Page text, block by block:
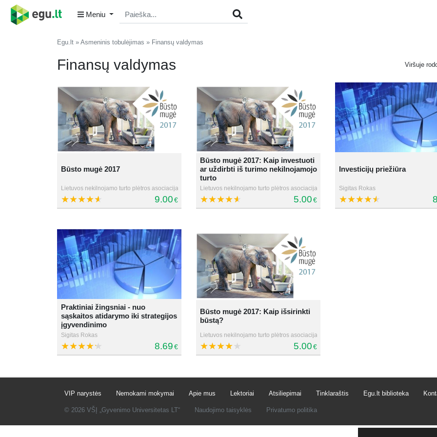
Meniu
Egu.lt Asmeninis tobulėjimas Finansų valdymas
Finansų valdymas Viršuje
Būsto mugė 2017
Lietuvos nekilnojamo turto plėtros asociacija
9.00€
Būsto mugė 2017: Kaip investuoti
ar uždirbti iš turimo nekilnojamojo
turto
Lietuvos nekilnojamo turto plėtros asociacija
5.00€
Investicijų priežiūra
Sigitas Rokas
Praktiniai žingsniai - nuo
sąskaitos atidarymo iki strategijos
įgyvendinimo
Sigitas Rokas
8.69€
Būsto mugė 2017: Kaip išsirinkti
būstą?
Lietuvos nekilnojamo turto plėtros asociacija
5.00€
VIP narystės Nemokami mokymai Apie mus Lektoriai Atsiliepimai Tinklaraštis Egu.lt biblioteka
© 2026 VŠĮ „Gyvenimo Universitetas LT“ Naudojimo taisyklės Privatumo politika